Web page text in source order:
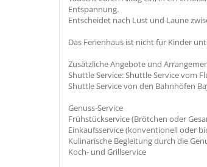
Entspannung.
Entscheidet nach Lust und Laune
Das Ferienhaus ist nicht für Kinder
Zusätzliche Angebote und
Shuttle Service: Shuttle Service vom
Shuttle Service von den Bahnhöfen
Genuss-Service
Frühstückservice (Brötchen oder
Einkaufsservice (konventionell oder
Kulinarische Begleitung durch die
Koch- und Grillservice